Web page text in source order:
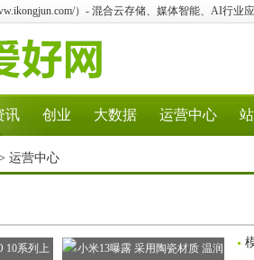
）- 混合云存储、媒体智能、AI行业
讯 创业 大数据 运营中心
运营中心